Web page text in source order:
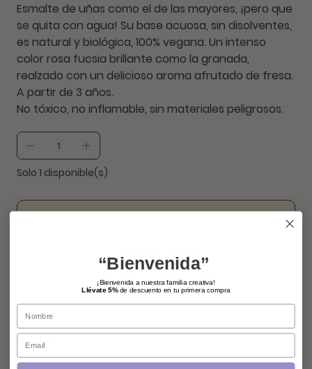
Esmalte de uñas como el de las mayores, ¡pero que
se quita con agua! Su base acuosa, sin disolventes,
es natural y biológica, 100% vegana. Un intenso
color rosa fucsia brillante como la granada,
realzado con un delicioso aroma afrutado de fresa.
A partir de 3 años.
No tóxico, no inflamable, sin materiales peligrosos.
Solo 1 disponible(s)
agregar
“Bienvenida”
¡Bienvenida a nuestra familia creativa!
Llévate 5%de descuento en tu primera compra
Name
Email